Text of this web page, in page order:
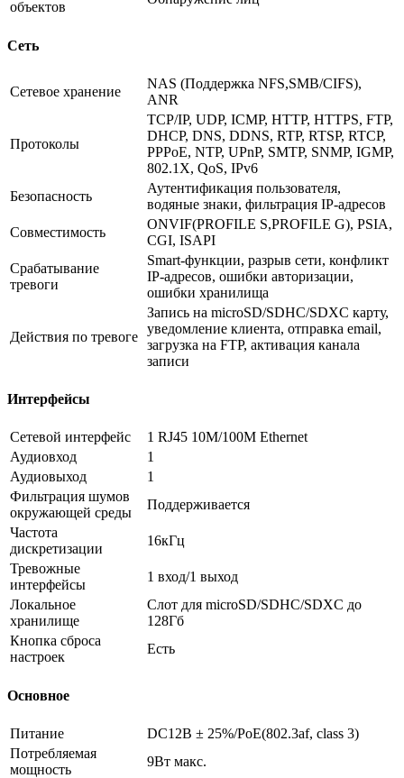
объектов
Сеть
Сетевое хранение
NAS (Поддержка NFS,SMB/CIFS),
ANR
Протоколы
TCP/IP, UDP, ICMP, HTTP, HTTPS, FTP,
DHCP, DNS, DDNS, RTP, RTSP, RTCP,
PPPoE, NTP, UPnP, SMTP, SNMP, IGMP,
802.1X, QoS, IPv6
Безопасность
Аутентификация пользователя,
водяные знаки, фильтрация IP-адресов
Совместимость
ONVIF(PROFILE S,PROFILE G), PSIA,
CGI, ISAPI
Срабатывание
тревоги
Smart-функции, разрыв сети, конфликт
IP-адресов, ошибки авторизации,
ошибки хранилища
Действия по тревоге
Запись на microSD/SDHC/SDXC карту,
уведомление клиента, отправка email,
загрузка на FTP, активация канала
записи
Интерфейсы
Сетевой интерфейс
1 RJ45 10M/100M Ethernet
Аудиовход
1
Аудиовыход
1
Фильтрация шумов
окружающей среды
Поддерживается
Частота
дискретизации
16кГц
Тревожные
интерфейсы
1 вход/1 выход
Локальное
хранилище
Слот для microSD/SDHC/SDXC до
128Гб
Кнопка сброса
настроек
Есть
Основное
Питание
DC12В ± 25%/PoE(802.3af, class 3)
Потребляемая
мощность
9Вт макс.